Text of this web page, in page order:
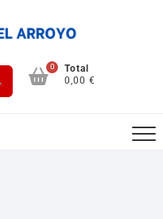
0
Total
0,00 €